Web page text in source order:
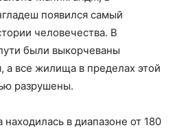
появился самый
человечества. В
были выкорчеваны
а все жилища в пределах этой
разрушены.
в диапазоне от 180